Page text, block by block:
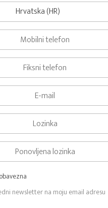
Hrvatska (HR)
newsletter na moju email adresu